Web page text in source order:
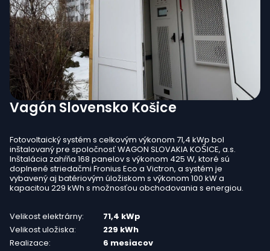
Vagón Slovensko Košice
Fotovoltaický systém s celkovým výkonom 71,4 kWp bol
inštalovaný pre spoločnosť WAGON SLOVAKIA KOŠICE, a.s.
Inštalácia zahŕňa 168 panelov s výkonom 425 W, ktoré sú
doplnené striedačmi Fronius Eco a Victron, a systém je
vybavený aj batériovým úložiskom s výkonom 100 kW a
kapacitou 229 kWh s možnosťou obchodovania s energiou.
Velikost elektrárny:
71,4 kWp
Velikost uložiska:
229 kWh
Realizace:
6 mesiacov